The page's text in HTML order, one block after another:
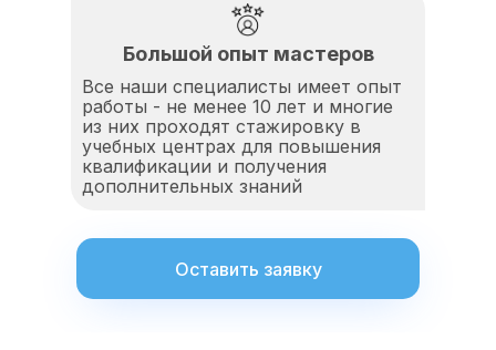
Большой опыт мастеров
Все наши специалисты имеет опыт
работы - не менее 10 лет и многие
из них проходят стажировку в
учебных центрах для повышения
квалификации и получения
дополнительных знаний
Оставить заявку